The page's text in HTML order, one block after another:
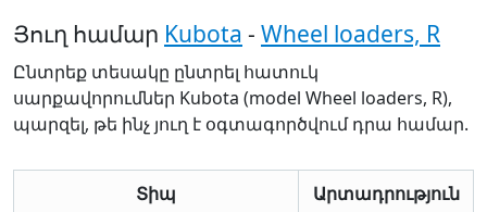
Յուղ համար Kubota - Wheel loaders, R
Ընտրեք տեսակը ընտրել հատուկ
սարքավորումներ Kubota (model Wheel loaders, R),
պարզել, թե ինչ յուղ է օգտագործվում դրա համար.
Տիպ Արտադրություն